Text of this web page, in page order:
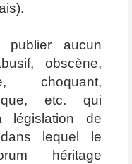
aucun
obscène,
choquant,
etc. qui
législation de
lequel le
héritage